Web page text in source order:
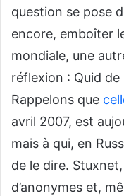
question se pose
encore, emboîter
mondiale, une
réflexion : Quid de
Rappelons que
avril 2007, est
mais à qui, en
de le dire.
d’anonymes et,